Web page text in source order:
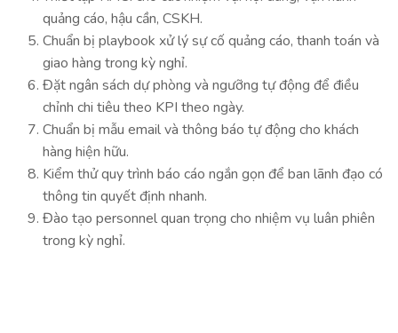
quảng cáo, hậu cần, CSKH.
Chuẩn bị playbook xử lý sự cố quảng cáo, thanh toán và
giao hàng trong kỳ nghỉ.
Đặt ngân sách dự phòng và ngưỡng tự động để điều
chỉnh chi tiêu theo KPI theo ngày.
Chuẩn bị mẫu email và thông báo tự động cho khách
hàng hiện hữu.
Kiểm thử quy trình báo cáo ngắn gọn để ban lãnh đạo có
thông tin quyết định nhanh.
Đào tạo personnel quan trọng cho nhiệm vụ luân phiên
trong kỳ nghỉ.